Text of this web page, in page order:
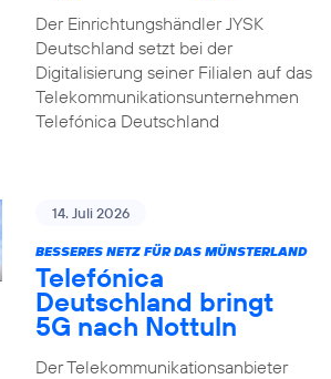
Der Einrichtungshändler JYSK
Deutschland setzt bei der
Digitalisierung seiner Filialen auf das
Telekommunikationsunternehmen
Telefónica Deutschland
14. Juli 2026
BESSERES NETZ FÜR DAS MÜNSTERLAND
Telefónica
Deutschland bringt
5G nach Nottuln
Der Telekommunikationsanbieter